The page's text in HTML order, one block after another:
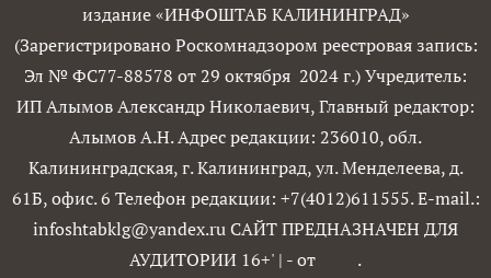
издание «ИНФОШТАБ КАЛИНИНГРАД»
(Зарегистрировано Роскомнадзором реестровая запись:
Эл № ФС77-88578 от 29 октября 2024 г.) Учредитель:
ИП Алымов Александр Николаевич, Главный редактор:
Алымов А.Н. Адрес редакции: 236010, обл.
Калининградская, г. Калининград, ул. Менделеева, д.
61Б, офис. 6 Телефон редакции: +7(4012)611555. E-mail.:
infoshtabklg@yandex.ru САЙТ ПРЕДНАЗНАЧЕН ДЛЯ
АУДИТОРИИ 16+' | - от .